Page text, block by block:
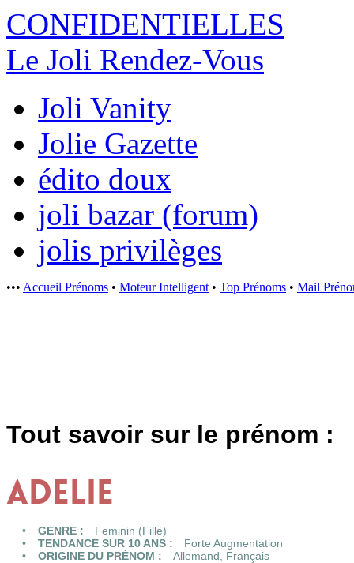
CONFIDENTIELLES
Le Joli Rendez-Vous
Joli Vanity
Jolie Gazette
édito doux
joli bazar (forum)
jolis privilèges
••• Accueil Prénoms • Moteur Intelligent • Top Prénoms • Mail
Tout savoir sur le prénom :
ADELIE
GENRE :
Feminin (Fille)
TENDANCE SUR 10 ANS :
Forte Augmentation
ORIGINE DU PRÉNOM :
Allemand Français